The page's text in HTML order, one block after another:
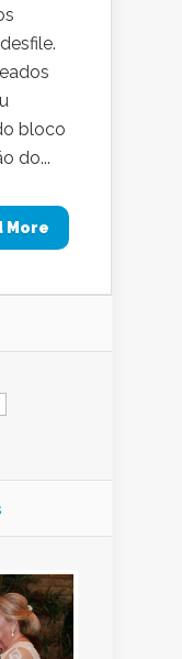
bloco
do...
More